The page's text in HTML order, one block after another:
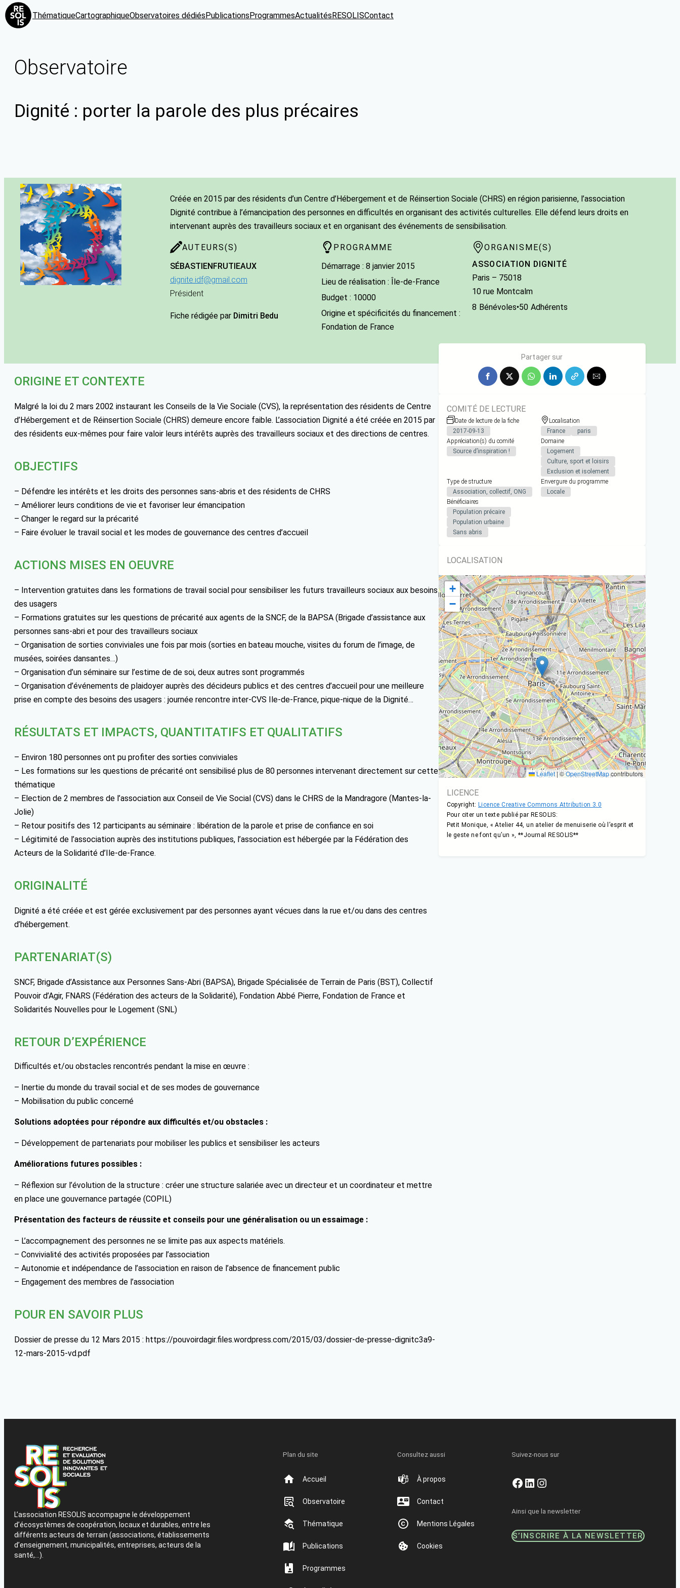
ThématiqueCartographiqueObservatoires dédiésPublicationsProgrammesActualitésRESOLISContact
Observatoire
Dignité : porter la parole des plus précaires
Créée en 2015 par des résidents d’un Centre d’Hébergement et de Réinsertion Sociale (CHRS) en région parisienne, l’association
Dignité contribue à l’émancipation des personnes en difficultés en organisant des activités culturelles. Elle défend leurs droits en
intervenant auprès des travailleurs sociaux et en organisant des événements de sensibilisation.
AUTEURS(S)
SÉBASTIEN FRUTIEAUX
dignite.idf@gmail.com
Président
Fiche rédigée par Dimitri Bedu
PROGRAMME
Démarrage : 8 janvier 2015
Lieu de réalisation : Île-de-France
Budget : 10000
Origine et spécificités du financement :
Fondation de France
ORGANISME(S)
ASSOCIATION DIGNITÉ
Paris – 75018
10 rue Montcalm
8 Bénévoles•50 Adhérents
ORIGINE ET CONTEXTE
Malgré la loi du 2 mars 2002 instaurant les Conseils de la Vie Sociale (CVS), la représentation des résidents de Centre
d’Hébergement et de Réinsertion Sociale (CHRS) demeure encore faible. L’association Dignité a été créée en 2015 par
des résidents eux-mêmes pour faire valoir leurs intérêts auprès des travailleurs sociaux et des directions de centres.
OBJECTIFS
– Défendre les intérêts et les droits des personnes sans-abris et des résidents de CHRS
– Améliorer leurs conditions de vie et favoriser leur émancipation
– Changer le regard sur la précarité
– Faire évoluer le travail social et les modes de gouvernance des centres d’accueil
ACTIONS MISES EN OEUVRE
– Intervention gratuites dans les formations de travail social pour sensibiliser les futurs travailleurs sociaux aux besoins
des usagers
– Formations gratuites sur les questions de précarité aux agents de la SNCF, de la BAPSA (Brigade d’assistance aux
personnes sans-abri et pour des travailleurs sociaux
– Organisation de sorties conviviales une fois par mois (sorties en bateau mouche, visites du forum de l’image, de
musées, soirées dansantes…)
– Organisation d’un séminaire sur l’estime de de soi, deux autres sont programmés
– Organisation d’événements de plaidoyer auprès des décideurs publics et des centres d’accueil pour une meilleure
prise en compte des besoins des usagers : journée rencontre inter-CVS Ile-de-France, pique-nique de la Dignité…
RÉSULTATS ET IMPACTS, QUANTITATIFS ET QUALITATIFS
– Environ 180 personnes ont pu profiter des sorties conviviales
– Les formations sur les questions de précarité ont sensibilisé plus de 80 personnes intervenant directement sur cette
thématique
– Election de 2 membres de l’association aux Conseil de Vie Social (CVS) dans le CHRS de la Mandragore (Mantes-la-
Jolie)
– Retour positifs des 12 participants au séminaire : libération de la parole et prise de confiance en soi
– Légitimité de l’association auprès des institutions publiques, l’association est hébergée par la Fédération des
Acteurs de la Solidarité d’Ile-de-France.
ORIGINALITÉ
Dignité a été créée et est gérée exclusivement par des personnes ayant vécues dans la rue et/ou dans des centres
d’hébergement.
PARTENARIAT(S)
SNCF, Brigade d’Assistance aux Personnes Sans-Abri (BAPSA), Brigade Spécialisée de Terrain de Paris (BST), Collectif
Pouvoir d’Agir, FNARS (Fédération des acteurs de la Solidarité), Fondation Abbé Pierre, Fondation de France et
Solidarités Nouvelles pour le Logement (SNL)
RETOUR D’EXPÉRIENCE
Difficultés et/ou obstacles rencontrés pendant la mise en œuvre :
– Inertie du monde du travail social et de ses modes de gouvernance
– Mobilisation du public concerné
Solutions adoptées pour répondre aux difficultés et/ou obstacles :
– Développement de partenariats pour mobiliser les publics et sensibiliser les acteurs
Améliorations futures possibles :
– Réflexion sur l’évolution de la structure : créer une structure salariée avec un directeur et un coordinateur et mettre
en place une gouvernance partagée (COPIL)
Présentation des facteurs de réussite et conseils pour une généralisation ou un essaimage :
– L’accompagnement des personnes ne se limite pas aux aspects matériels.
– Convivialité des activités proposées par l’association
– Autonomie et indépendance de l’association en raison de l’absence de financement public
– Engagement des membres de l’association
POUR EN SAVOIR PLUS
Dossier de presse du 12 Mars 2015 : https://pouvoirdagir.files.wordpress.com/2015/03/dossier-de-presse-dignitc3a9-
12-mars-2015-vd.pdf
Partager sur
COMITÉ DE LECTURE
Date de lecture de la fiche
2017-09-13
Localisation
France
paris
Appréciation(s) du comité
Source d’inspiration !
Domaine
Logement
Culture, sport et loisirs
Exclusion et isolement
Type de structure
Association, collectif, ONG
Envergure du programme
Locale
Bénéficiaires
Population précaire
Population urbaine
Sans abris
LOCALISATION
+
−
Leaflet|©OpenStreetMapcontributors
LICENCE
Copyright: Licence Creative Commons Attribution 3.0
Pour citer un texte publié par RESOLIS:
Petit Monique, « Atelier 44, un atelier de menuiserie où l’esprit et
le geste ne font qu’un », **Journal RESOLIS**
L’association RESOLIS accompagne le développement
d’écosystèmes de coopération, locaux et durables, entre les
différents acteurs de terrain (associations, établissements
d’enseignement, municipalités, entreprises, acteurs de la
santé,…).
Plan du site
Accueil
Observatoire
Thématique
Publications
Programmes
Consultez aussi
À propos
Contact
Mentions Légales
Cookies
Suivez-nous sur
Facebook
LinkedIn
Instagram
Ainsi que la newsletter
S’INSCRIRE À LA NEWSLETTER